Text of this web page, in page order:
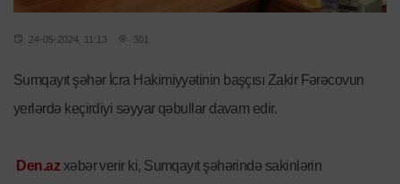
24-05-2024, 11:13 301
Sumqayıt şəhər İcra Hakimiyyətinin başçısı Zakir Fərəcovun
yerlərdə keçirdiyi səyyar qəbullar davam edir.
Den.az xəbər verir ki, Sumqayıt şəhərində sakinlərin